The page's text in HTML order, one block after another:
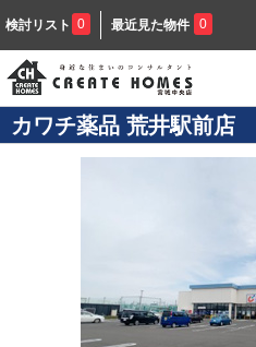
検討リスト 0 最近見た物件 0
カワチ薬品 荒井駅前店